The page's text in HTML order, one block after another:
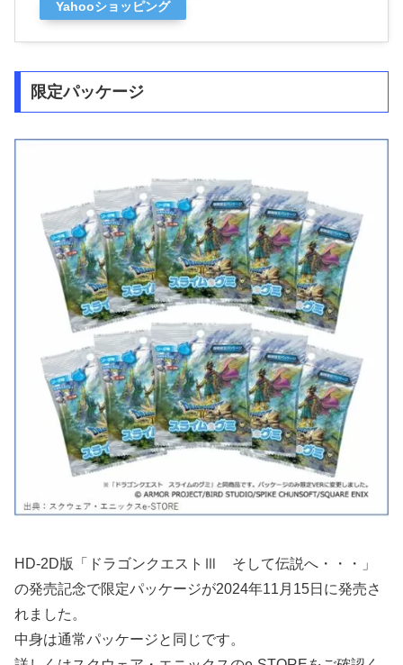
Yahooショッピング
限定パッケージ
HD-2D版「ドラゴンクエストⅢ そして伝説へ・・・」
の発売記念で限定パッケージが2024年11月15日に発売さ
れました。
中身は通常パッケージと同じです。